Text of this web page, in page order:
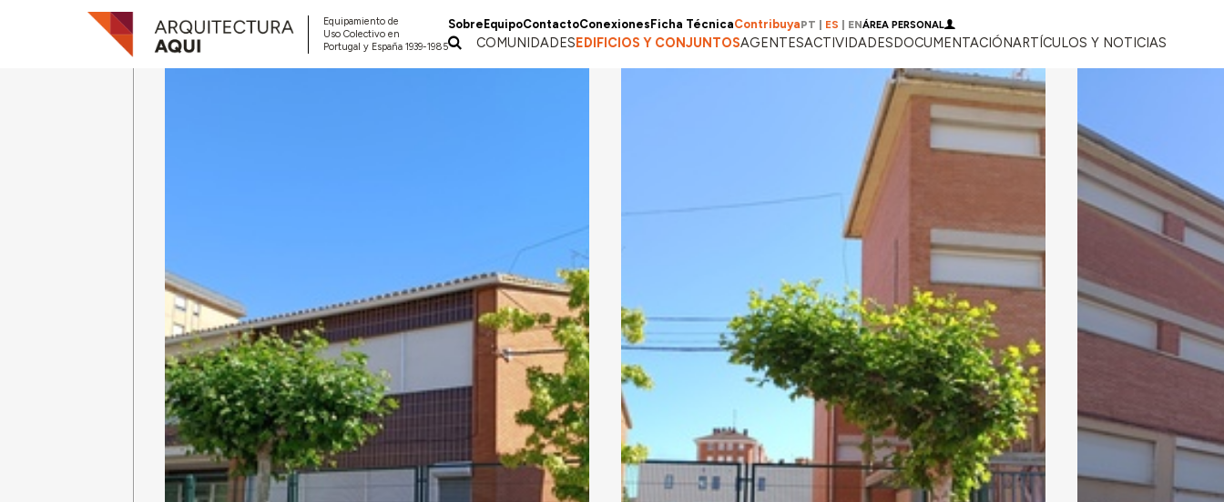
Equipamiento de
Uso Colectivo en
Portugal y España 1939-1985
Sobre EquipoContactoConexiones Ficha TécnicaContribuyaPT ES ENÁREA PERSONAL
COMUNIDADESEDIFICIOS Y CONJUNTOSAGENTESACTIVIDADESDOCUMENTACIÓNARTÍCULOS Y NOTICIAS